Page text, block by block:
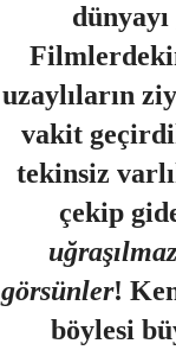
uzaylıların
vakit
tekinsiz
çekip
uğraşılmaz
görsünler!
böylesi